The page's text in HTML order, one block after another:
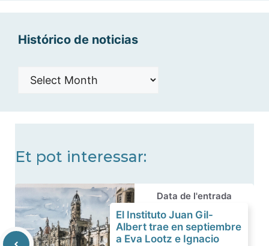
Histórico de noticias
Histórico
Et pot interessar:
Data de l'entrada
El Instituto Juan Gil-
Albert trae en septiembre
a Eva Lootz e Ignacio